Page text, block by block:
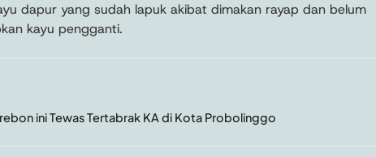
dapur yang sudah lapuk akibat dimakan rayap dan belum
kayu pengganti.
ini Tewas Tertabrak KA di Kota Probolinggo